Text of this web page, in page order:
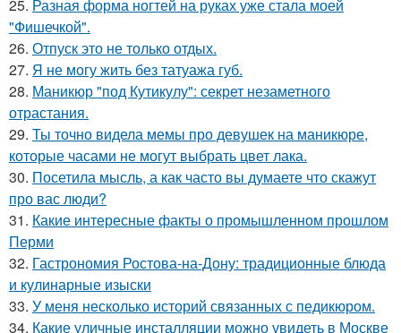
25. Разная форма ногтей на руках уже стала моей
"Фишечкой".
26. Отпуск это не только отдых.
27. Я не могу жить без татуажа губ.
28. Маникюр "под Кутикулу": секрет незаметного
отрастания.
29. Ты точно видела мемы про девушек на маникюре,
которые часами не могут выбрать цвет лака.
30. Посетила мысль, а как часто вы думаете что скажут
про вас люди?
31. Какие интересные факты о промышленном прошлом
Перми
32. Гастрономия Ростова-на-Дону: традиционные блюда
и кулинарные изыски
33. У меня несколько историй связанных с педикюром.
34. Какие уличные инсталляции можно увидеть в Москве